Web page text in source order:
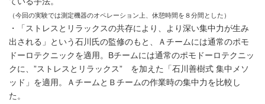
（今回の実験では測定機器のオペレーション上、休憩時間を８分間とした）
・「ストレスとリラックスの共存により、より深い集中力が生み
出される」という石川氏の監修のもと、Ａチームには通常のポモ
ドーロテクニックを適用。Bチームには通常のポモドーロテクニッ
クに、”ストレスとリラックス” を加えた「石川善樹式 集中メソ
ッド」を適用。ＡチームとＢチームの作業時の集中力を比較し
た。